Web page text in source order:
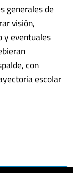
generales de
visión,
y eventuales
con
escolar